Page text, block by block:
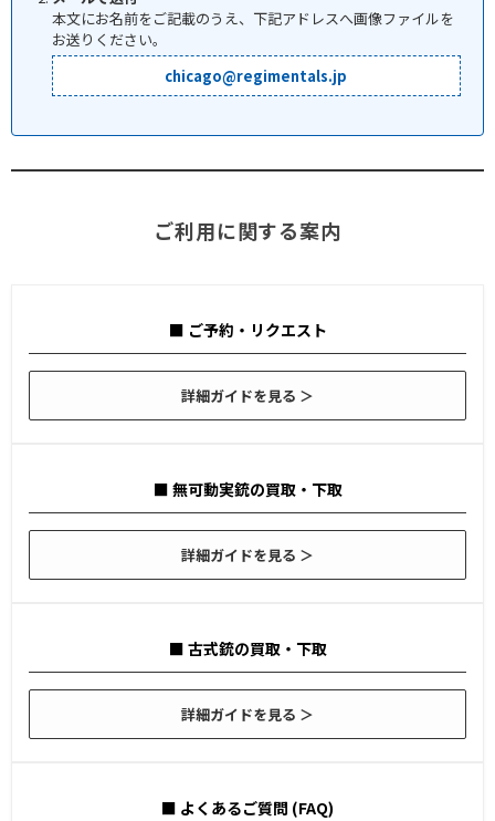
本文にお名前をご記載のうえ、下記アドレスへ画像ファイルを
お送りください。
chicago@regimentals.jp
ご利用に関する案内
■ ご予約・リクエスト
詳細ガイドを見る ＞
■ 無可動実銃の買取・下取
詳細ガイドを見る ＞
■ 古式銃の買取・下取
詳細ガイドを見る ＞
■ よくあるご質問 (FAQ)